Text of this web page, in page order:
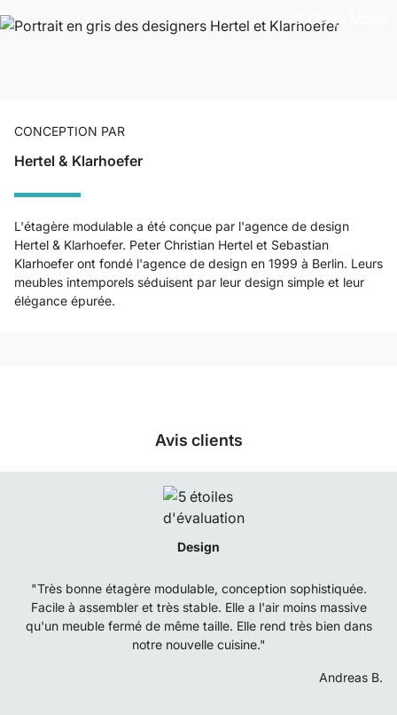
CONCEPTION PAR
Hertel & Klarhoefer
L'étagère modulable a été conçue par l'agence de design
Hertel & Klarhoefer. Peter Christian Hertel et Sebastian
Klarhoefer ont fondé l'agence de design en 1999 à Berlin. Leurs
meubles intemporels séduisent par leur design simple et leur
élégance épurée.
© Sonja Müller
Avis clients
Design
"Très bonne étagère modulable, conception sophistiquée.
Facile à assembler et très stable. Elle a l'air moins massive
qu'un meuble fermé de même taille. Elle rend très bien dans
notre nouvelle cuisine."
Andreas B.